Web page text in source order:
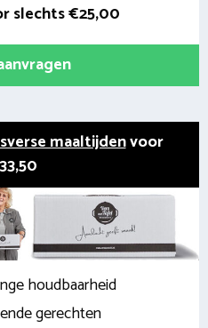
slechts €25,00
maaltijdenvoor
houdbaarheid
gerechten